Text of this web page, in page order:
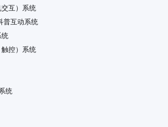
互）系统
互动系统
）系统
统